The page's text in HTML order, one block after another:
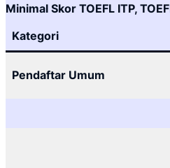
Minimal Skor TOEFL ITP,
Kategori
Pendaftar Umum